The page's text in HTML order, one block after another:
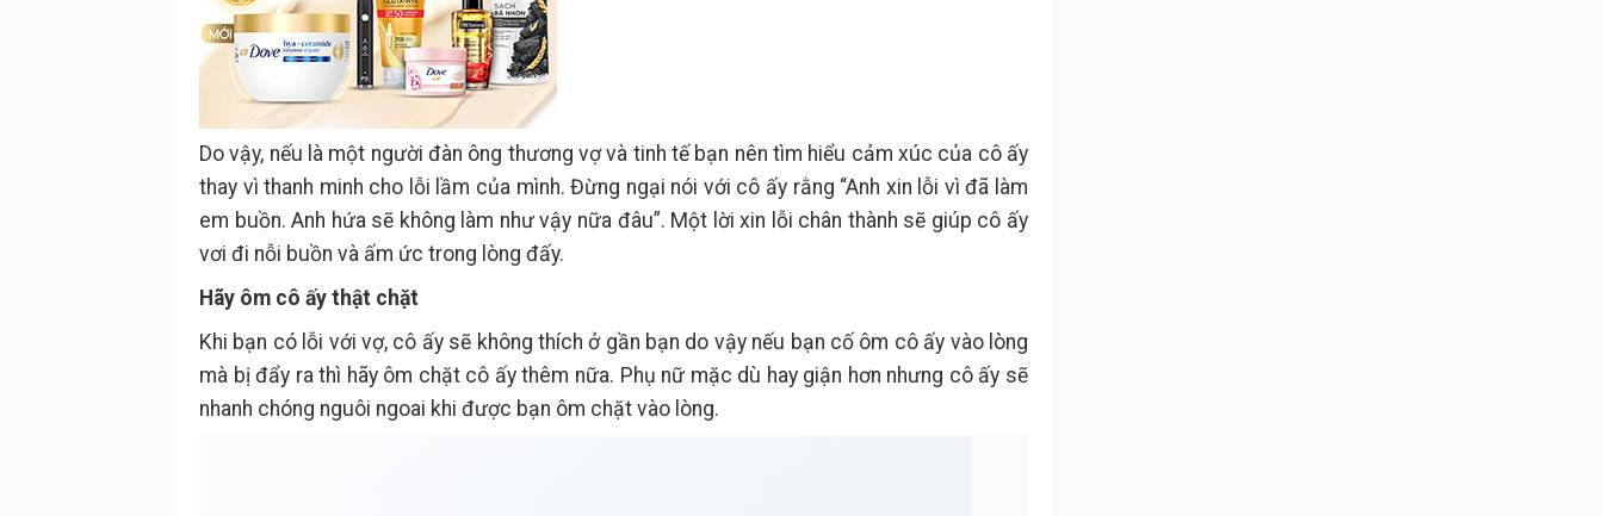
Do vậy, nếu là một người đàn ông thương vợ và tinh tế bạn nên tìm hiểu cảm xúc của cô ấy
thay vì thanh minh cho lỗi lầm của mình. Đừng ngại nói với cô ấy rằng “Anh xin lỗi vì đã làm
em buồn. Anh hứa sẽ không làm như vậy nữa đâu”. Một lời xin lỗi chân thành sẽ giúp cô ấy
vơi đi nỗi buồn và ấm ức trong lòng đấy.
Hãy ôm cô ấy thật chặt
Khi bạn có lỗi với vợ, cô ấy sẽ không thích ở gần bạn do vậy nếu bạn cố ôm cô ấy vào lòng
mà bị đẩy ra thì hãy ôm chặt cô ấy thêm nữa. Phụ nữ mặc dù hay giận hơn nhưng cô ấy sẽ
nhanh chóng nguôi ngoai khi được bạn ôm chặt vào lòng.